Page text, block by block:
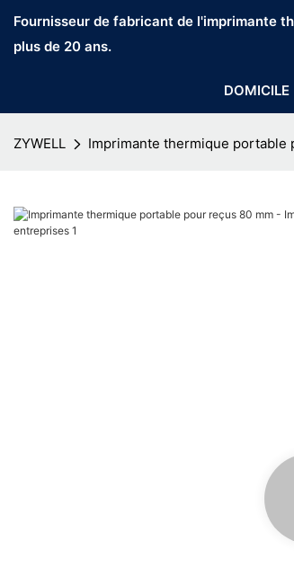
Fournisseur de fabricant de l'imprimante
plus de 20 ans.
DOMICILE
ZYWELL Imprimante thermique